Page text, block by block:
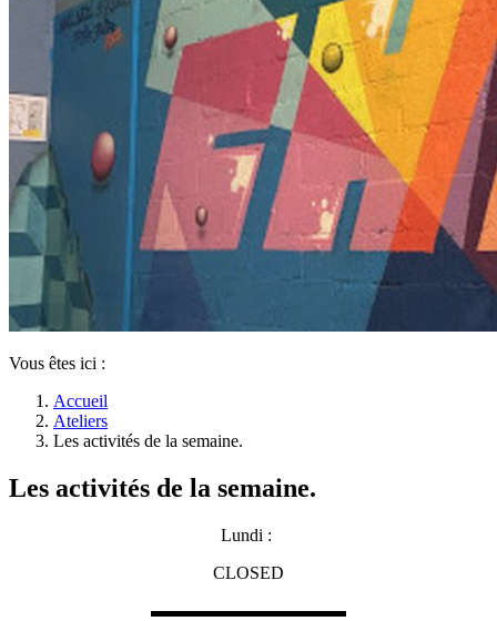
Vous êtes ici :
Accueil
Ateliers
Les activités de la semaine.
Les activités de la semaine.
Lundi :
CLOSED
▬▬▬▬▬▬▬▬▬▬▬